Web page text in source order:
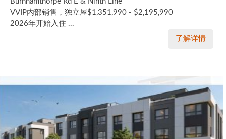
VVIP内部销售，独立屋$1,351,990 - $2,195,990
2026年开始入住 ...
了解详情